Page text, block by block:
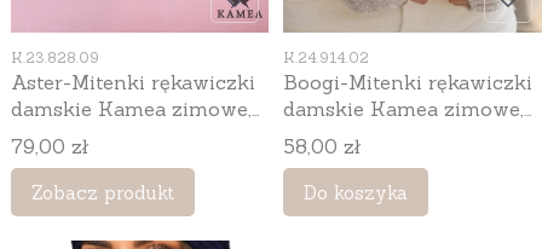
Kod produktu
K.23.828.09
Aster-Mitenki rękawiczki
damskie Kamea zimowe,
ze sztucznym futerkiem,
bez palców, kolor różowy
Cena
79,00 zł
Zobacz produkt
Kod produktu
K.24.914.02
Boogi-Mitenki rękawiczki
damskie Kamea zimowe,
bez palców, z alpaką i
wełną, kolor ekru
Cena
58,00 zł
Do koszyka